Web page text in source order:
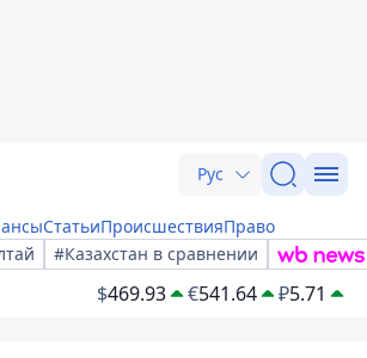
Рус
СтатьиПроисшествияПраво
#Казахстан в сравнении
$469.93 €541.64 ₽5.71